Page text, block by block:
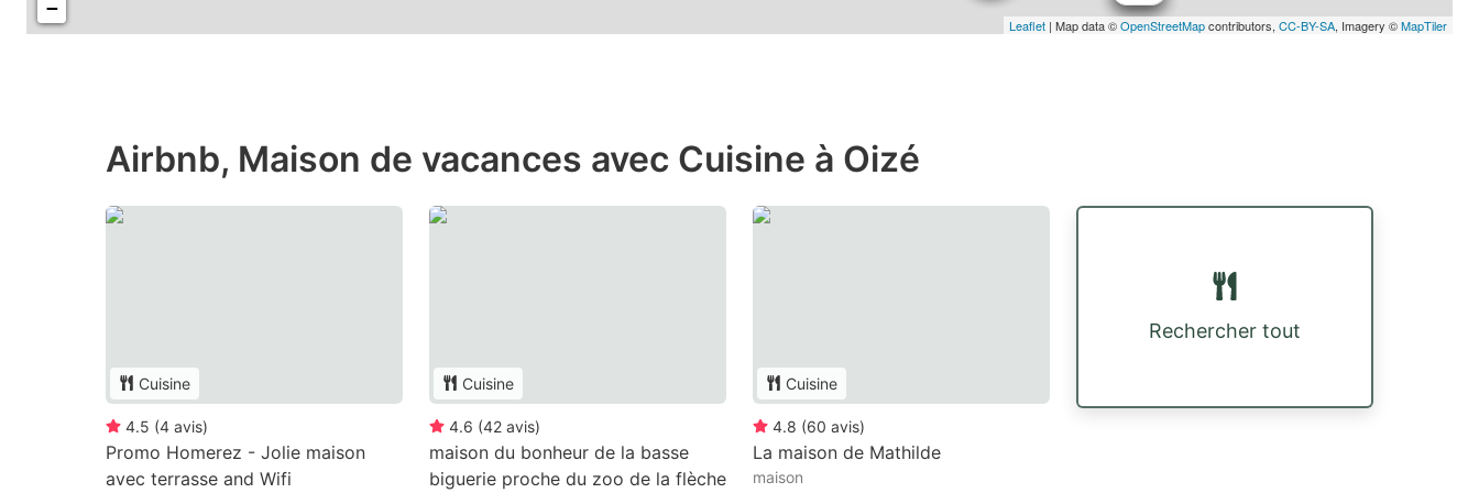
−
Leaflet | Map data ©OpenStreetMapcontributors, CC-BY-SA, Imagery ©MapTiler
Airbnb, Maison de vacances avec Cuisine à Oizé
Cuisine
4.5 (4 avis)
Promo Homerez - Jolie maison
avec terrasse and Wifi
Cuisine
4.6 (42 avis)
maison du bonheur de la basse
biguerie proche du zoo de la flèche
Cuisine
4.8 (60 avis)
La maison de Mathilde
maison
Rechercher tout